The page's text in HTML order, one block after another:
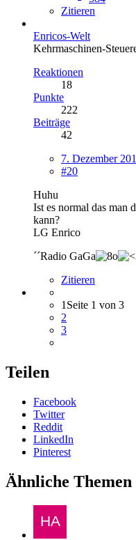
Zitieren
Enricos-Welt
Kehrmaschinen-
Reaktionen
18
Punkte
222
Beiträge
42
7. Dezember
#20
Huhu
Ist es normal das man
kann?
LG Enrico
´´Radio GaGa
Zitieren
1Seite 1 von 3
2
3
Teilen
Facebook
Twitter
Reddit
LinkedIn
Pinterest
Ähnliche Themen